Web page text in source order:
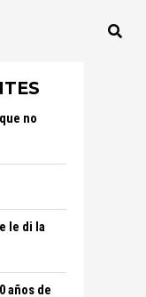
no
le di la
años de